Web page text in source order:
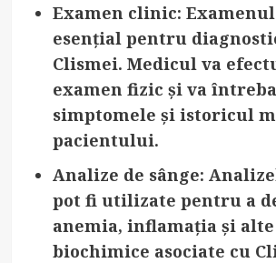
Examen clinic:
esențial pentru
Clismei. Medicul va
examen fizic și va
simptomele și istoricul
pacientului.
Analize de sânge:
pot fi utilizate pentru a
anemia, inflamația și
biochimice asociate cu